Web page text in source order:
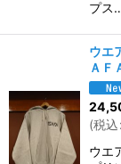
プス
ウエ
ＡＦ
(税込:
ウエ